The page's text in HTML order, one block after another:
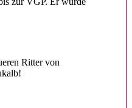
Ritter von